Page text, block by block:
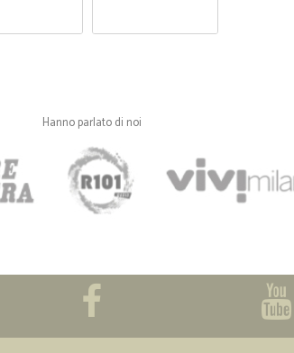
Hanno parlato di noi